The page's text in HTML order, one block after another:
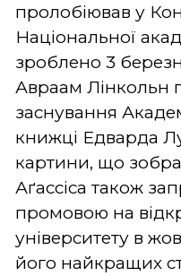
пролобіював у
Національної
зроблено 3
Авраам Лінкольн
заснування
книжці Едварда
картини, що
Аґассіса також
промовою на
університету в
його найкращих